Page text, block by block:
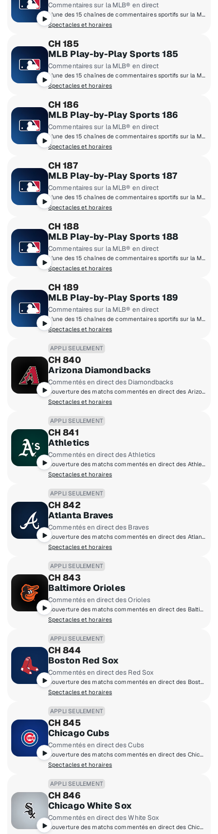
Commentaires sur la MLB® en direct
L’une des 15 chaînes de commentaires sportifs sur la Major League of Baseball®
Spectacles et horaires
CH 185
MLB Play-by-Play Sports 185
Commentaires sur la MLB® en direct
L’une des 15 chaînes de commentaires sportifs sur la Major League of Baseball®
Spectacles et horaires
CH 186
MLB Play-by-Play Sports 186
Commentaires sur la MLB® en direct
L’une des 15 chaînes de commentaires sportifs sur la Major League of Baseball®
Spectacles et horaires
CH 187
MLB Play-by-Play Sports 187
Commentaires sur la MLB® en direct
L’une des 15 chaînes de commentaires sportifs sur la Major League of Baseball®
Spectacles et horaires
CH 188
MLB Play-by-Play Sports 188
Commentaires sur la MLB® en direct
L’une des 15 chaînes de commentaires sportifs sur la Major League of Baseball®
Spectacles et horaires
CH 189
MLB Play-by-Play Sports 189
Commentaires sur la MLB® en direct
L’une des 15 chaînes de commentaires sportifs sur la Major League of Baseball®
Spectacles et horaires
APPLI SEULEMENT
CH 840
Arizona Diamondbacks
Commentés en direct des Diamondbacks
Couverture des matchs commentés en direct des Arizona Diamondbacks à domicile.
Spectacles et horaires
APPLI SEULEMENT
CH 841
Athletics
Commentés en direct des Athletics
Couverture des matchs commentés en direct des Athletics à domicile.
Spectacles et horaires
APPLI SEULEMENT
CH 842
Atlanta Braves
Commentés en direct des Braves
Couverture des matchs commentés en direct des Atlanta Braves à domicile.
Spectacles et horaires
APPLI SEULEMENT
CH 843
Baltimore Orioles
Commentés en direct des Orioles
Couverture des matchs commentés en direct des Baltimore Orioles à domicile.
Spectacles et horaires
APPLI SEULEMENT
CH 844
Boston Red Sox
Commentés en direct des Red Sox
Couverture des matchs commentés en direct des Boston Red Sox à domicile.
Spectacles et horaires
APPLI SEULEMENT
CH 845
Chicago Cubs
Commentés en direct des Cubs
Couverture des matchs commentés en direct des Chicago Cubs à domicile.
Spectacles et horaires
APPLI SEULEMENT
CH 846
Chicago White Sox
Commentés en direct des White Sox
Couverture des matchs commentés en direct des Chicago White Sox à domicile.